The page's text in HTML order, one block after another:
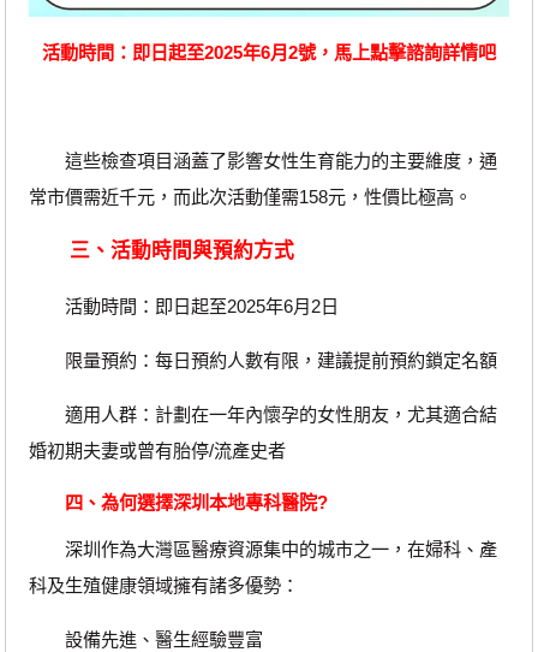
活動時間：即日起至2025年6月2號，馬上點擊諮詢詳情吧
這些檢查項目涵蓋了影響女性生育能力的主要維度，通
常市價需近千元，而此次活動僅需158元，性價比極高。
三、活動時間與預約方式
活動時間：即日起至2025年6月2日
限量預約：每日預約人數有限，建議提前預約鎖定名額
適用人群：計劃在一年內懷孕的女性朋友，尤其適合結
婚初期夫妻或曾有胎停/流產史者
四、為何選擇深圳本地專科醫院?
深圳作為大灣區醫療資源集中的城市之一，在婦科、產
科及生殖健康領域擁有諸多優勢：
設備先進、醫生經驗豐富